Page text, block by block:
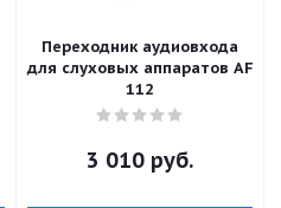
Переходник аудиовхода
для слуховых аппаратов AF
112
3 010 руб.